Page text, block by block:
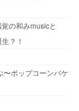
の和みmusicと
？！
〜ポップコーンバケ